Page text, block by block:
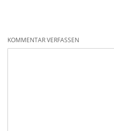
KOMMENTAR VERFASSEN